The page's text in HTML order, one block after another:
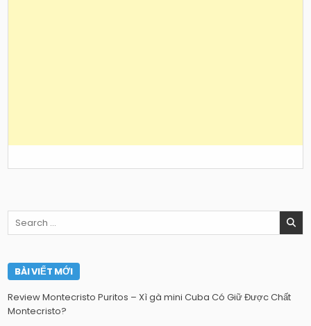
Search
for:
BÀI VIẾT MỚI
Review Montecristo Puritos – Xì gà mini Cuba Có Giữ Được Chất
Montecristo?